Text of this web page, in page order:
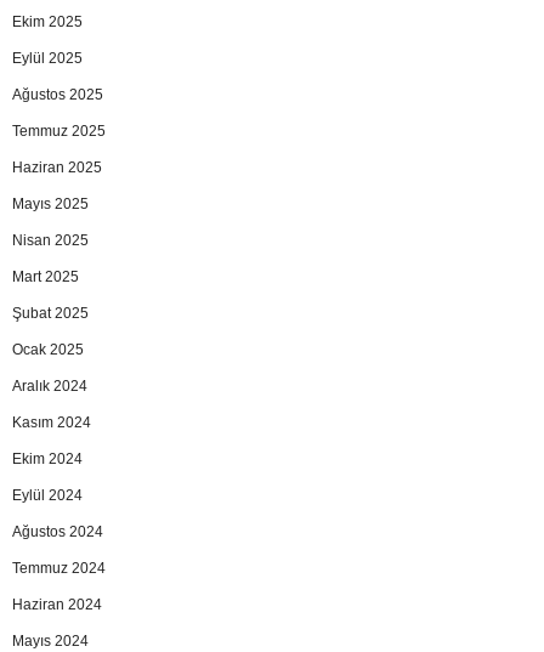
Ekim 2025
Eylül 2025
Ağustos 2025
Temmuz 2025
Haziran 2025
Mayıs 2025
Nisan 2025
Mart 2025
Şubat 2025
Ocak 2025
Aralık 2024
Kasım 2024
Ekim 2024
Eylül 2024
Ağustos 2024
Temmuz 2024
Haziran 2024
Mayıs 2024